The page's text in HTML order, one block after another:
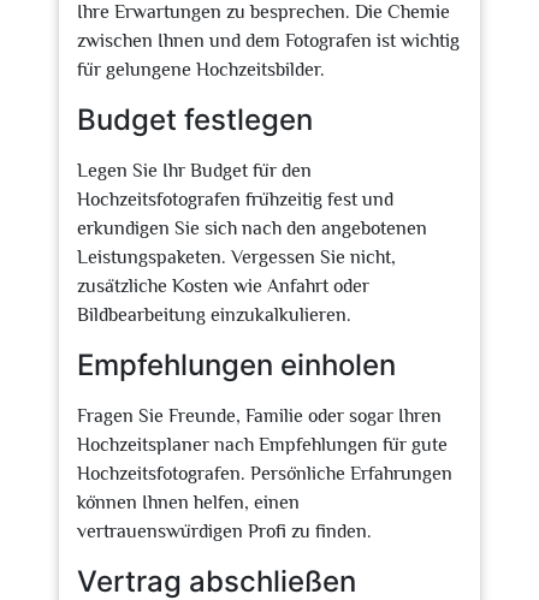
Ihre Erwartungen zu besprechen. Die Chemie
zwischen Ihnen und dem Fotografen ist wichtig
für gelungene Hochzeitsbilder.
Budget festlegen
Legen Sie Ihr Budget für den
Hochzeitsfotografen frühzeitig fest und
erkundigen Sie sich nach den angebotenen
Leistungspaketen. Vergessen Sie nicht,
zusätzliche Kosten wie Anfahrt oder
Bildbearbeitung einzukalkulieren.
Empfehlungen einholen
Fragen Sie Freunde, Familie oder sogar Ihren
Hochzeitsplaner nach Empfehlungen für gute
Hochzeitsfotografen. Persönliche Erfahrungen
können Ihnen helfen, einen
vertrauenswürdigen Profi zu finden.
Vertrag abschließen